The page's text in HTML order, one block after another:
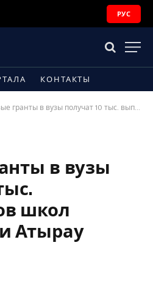
РУС
КОНТАКТЫ
в вузы получат 10 тыс. выпускников школ Мангыстау и Атырау
в вузы
школ
Атырау